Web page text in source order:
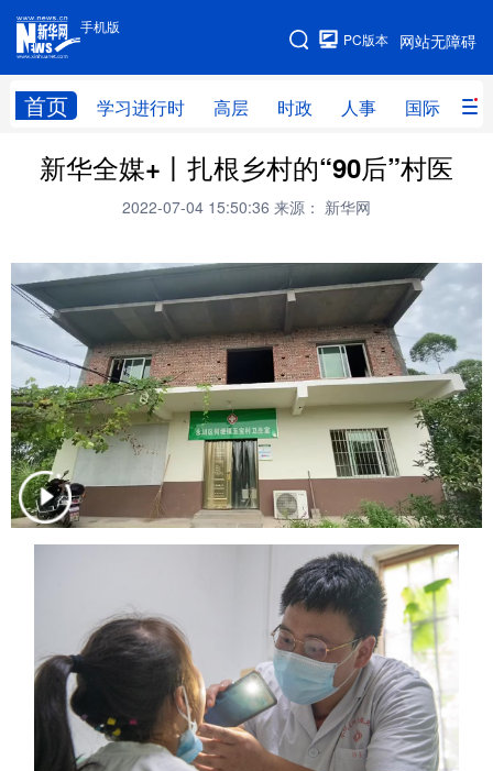
手机版
网站无障碍
PC版本
首页 学习进行时 高层 时政 人事 国际 财
手机版
网站地图
学习进行时 高层 时政 人事
财经 网评
台湾 思客智库 全球连线 教育
科技 科创 量子 体育
文化 书画 健康 军事
访谈 视频 图片 政务
法律 中央文件 汽车
食品 人居 信息化 数字经济
学术中国 乡村振兴 银龄 溯源中国
能源 会展
娱乐 时尚 悦读
公益 一带一路 亚太网 上市公司
文化产业
新华全媒+丨扎根乡村的“90后”村医
2022-07-04 15:50:36 来源： 新华网